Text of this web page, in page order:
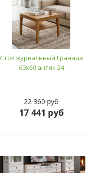
Стол журнальный Гранада
60х60 антик 24
22 360 руб
17 441 руб